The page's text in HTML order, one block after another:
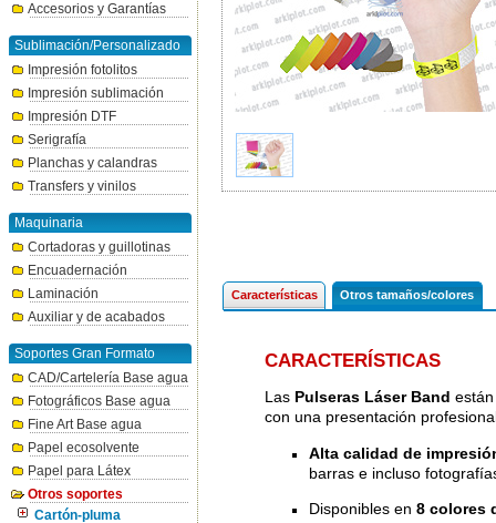
Accesorios y Garantías
Sublimación/Personalizado
Impresión fotolitos
Impresión sublimación
Impresión DTF
Serigrafía
Planchas y calandras
Transfers y vinilos
Maquinaria
Cortadoras y guillotinas
Encuadernación
Laminación
Auxiliar y de acabados
Soportes Gran Formato
CAD/Cartelería Base agua
Fotográficos Base agua
Fine Art Base agua
Papel ecosolvente
Papel para Látex
Otros soportes
Cartón-pluma
Características Otros tamaños/colores
CARACTERÍSTICAS
Las Pulseras Láser Band
con una presentación
Alta calidad de
barras e incluso
Disponibles en 8 colores